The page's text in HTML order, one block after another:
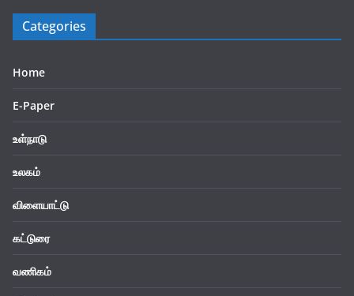
Categories
Home
E-Paper
உள்நாடு
உலகம்
விளையாட்டு
கட்டுரை
வணிகம்